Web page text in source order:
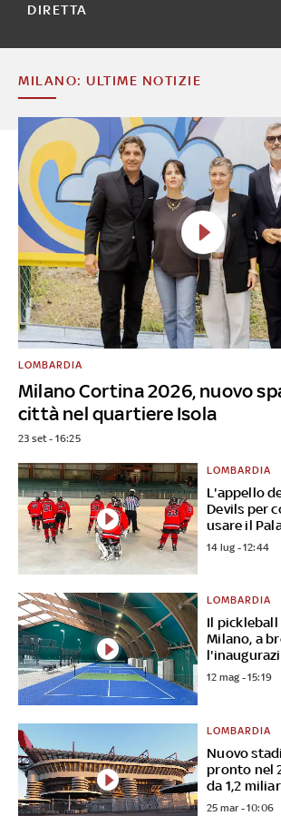
DIRETTA
MILANO: ULTIME NOTIZIE
Milano Cortina 2026, nuovo
città nel quartiere Isola
LOMBARDIA
23 set - 16:25
L'appello
Devils per
usare il
LOMBARDIA
14 lug - 12:44
Il pickleball
Milano, a
LOMBARDIA
12 mag - 15:19
Nuovo
pronto nel
da 1,2
LOMBARDIA
25 mar - 10:06